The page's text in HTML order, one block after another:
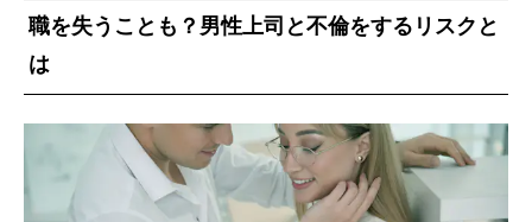
職を失うことも？男性上司と不倫をするリスクと
は